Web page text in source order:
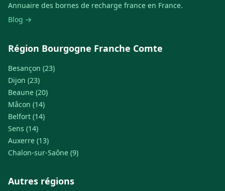
Annuaire des bornes de recharge france en France.
Blog →
Région Bourgogne Franche Comte
Besançon (23)
Dijon (23)
Beaune (20)
Mâcon (14)
Belfort (14)
Sens (14)
Auxerre (13)
Chalon-sur-Saône (9)
Autres régions